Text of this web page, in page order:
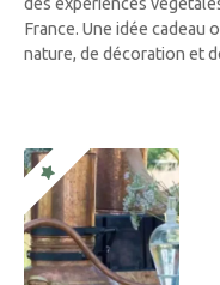
des expériences
France. Une idée cadeau
nature, de décoration et